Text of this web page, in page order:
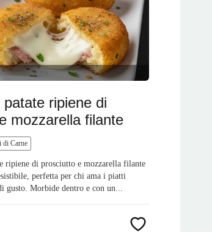
ripiene di
mozzarella filante
di Carne
ripiene di prosciutto e mozzarella filante
perfetta per chi ama i piatti
gusto. Morbide dentro e con un...